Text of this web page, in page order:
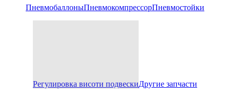
ПневмобаллоныПневмокомпрессорПневмостойки
Регулировка висоти подвескиДругие запчасти